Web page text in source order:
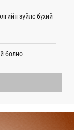
зүйлс бүхий
болно